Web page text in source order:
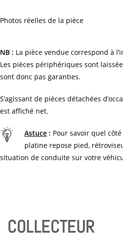
Photos réelles de la pièce
NB : La pièce vendue correspond à
Les pièces périphériques sont
sont donc pas garanties.
S’agissant de pièces détachées
est affiché net.
Astuce : Pour savoir quel
platine repose pied,
situation de conduite sur votre
COLLECTEUR